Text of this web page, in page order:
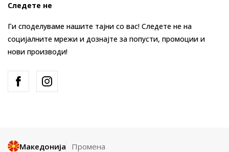
Следете не
Ги споделуваме нашите тајни со вас! Следете не на
социјалните мрежи и дознајте за попусти, промоции и
нови производи!
Македонија Промена